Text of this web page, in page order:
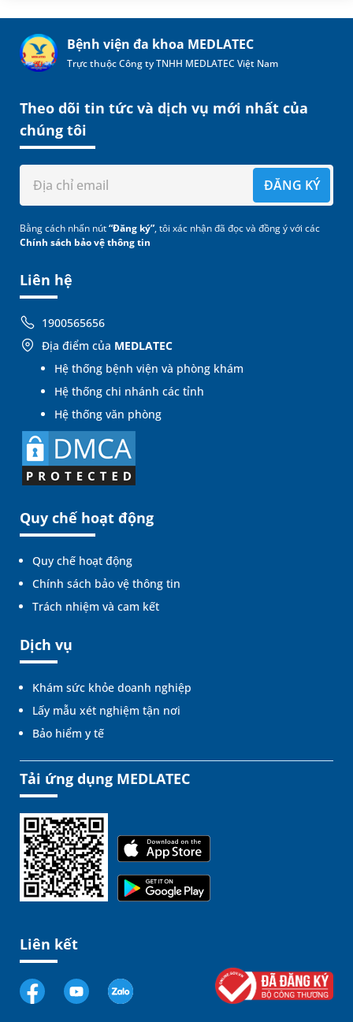
Bệnh viện đa khoa MEDLATEC
Trực thuộc Công ty TNHH MEDLATEC Việt Nam
Liên hệ
1900565656
Địa điểm của MEDLATEC
Hệ thống bệnh viện và phòng khám
Hệ thống chi nhánh các tỉnh
Hệ thống văn phòng
Quy chế hoạt động
Quy chế hoạt động
Chính sách bảo vệ thông tin
Trách nhiệm và cam kết
Dịch vụ
Khám sức khỏe doanh nghiệp
Lấy mẫu xét nghiệm tận nơi
Bảo hiểm y tế
Theo dõi tin tức và dịch vụ mới nhất của
chúng tôi
ĐĂNG KÝ
Bằng cách nhấn nút“Đăng ký”, tôi xác nhận đã đọc và đồng ý với các
Chính sách bảo vệ thông tin
Tải ứng dụng MEDLATEC
Liên kết